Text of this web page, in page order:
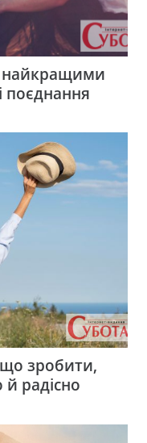
найкращими
поєднання
зробити,
й радісно